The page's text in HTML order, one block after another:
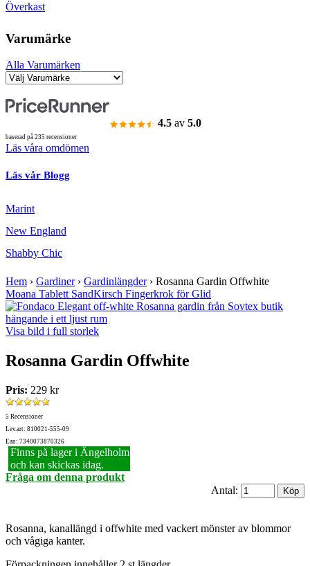
Överkast
Varumärke
Alla Varumärken
4.5 av 5.0
baserad på 235 recensioner
Läs våra omdömen
Läs vår Blogg
Marint
New England
Shabby Chic
Hem › Gardiner› Gardinlängder› Rosanna Gardin Offwhite
Moana Tablett SandKirsch Fingerkrok för Glid
Visa bild i full storlek
Rosanna Gardin Offwhite
Pris: 229 kr
5 Recensioner
Lev.art: 810021-555-09
Ean: 7340073870326
Finns på lager i Ängelholm
och kan skickas idag.
Fråga om denna produkt
Antal:
Rosanna, kanallängd i offwhite med vackert mönster av blommor
och vågiga kanter.